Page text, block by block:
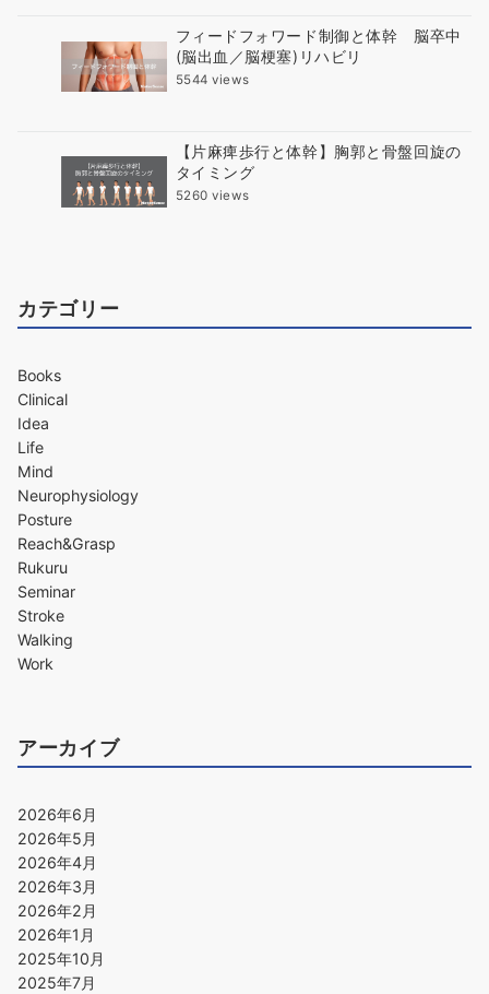
フィードフォワード制御と体幹 脳卒中
(脳出血／脳梗塞)リハビリ
5544 views
【片麻痺歩行と体幹】胸郭と骨盤回旋の
タイミング
5260 views
カテゴリー
Books
Clinical
Idea
Life
Mind
Neurophysiology
Posture
Reach&Grasp
Rukuru
Seminar
Stroke
Walking
Work
アーカイブ
2026年6月
2026年5月
2026年4月
2026年3月
2026年2月
2026年1月
2025年10月
2025年7月